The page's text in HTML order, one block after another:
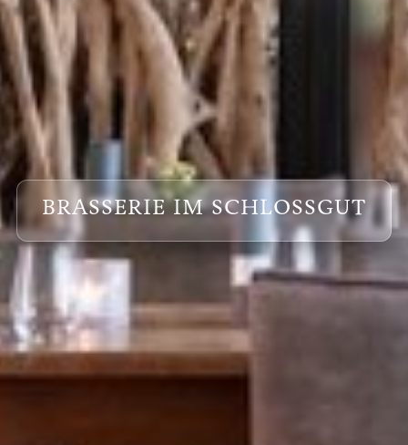
BRASSERIE IM SCHLOSSGUT